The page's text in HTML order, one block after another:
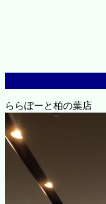
ららぽーと柏の葉店